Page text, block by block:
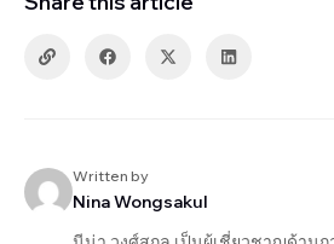
Written by
Nina Wongsakul